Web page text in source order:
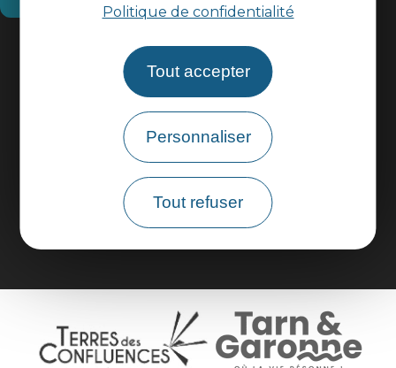
Politique de confidentialité
Tout accepter
Personnaliser
Tout refuser
Informations pratiques
Espace pros
Brochures